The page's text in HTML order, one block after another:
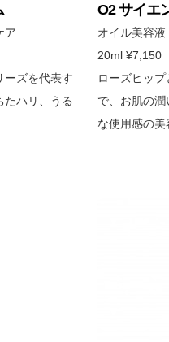
ア
ーズを代表す
たハリ、うる
O2 サイエ
オイル美容
20ml ¥7,150
ローズヒッ
で、お肌の
な使用感の